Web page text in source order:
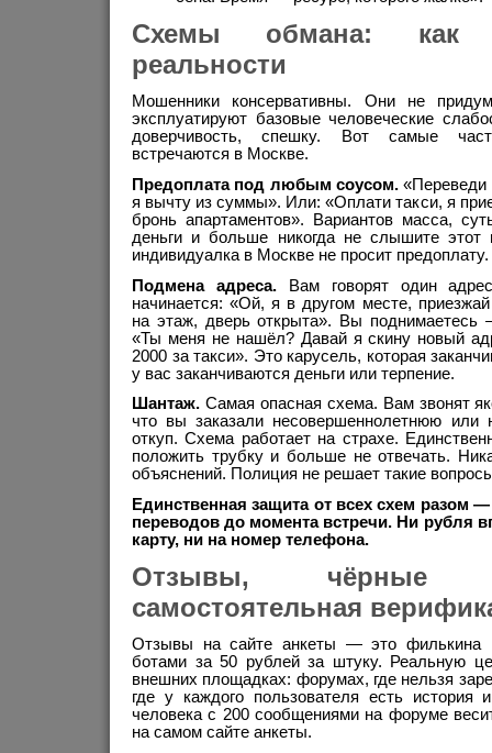
Схемы обмана: как
реальности
Мошенники консервативны. Они не
эксплуатируют базовые человеческие
доверчивость, спешку. Вот самые
встречаются в Москве.
Предоплата под любым соусом.«Переведи
я вычту из суммы». Или: «Оплати такси, я
бронь апартаментов». Вариантов масса,
деньги и больше никогда не слышите этот
индивидуалка в Москве не просит предоплату.
Подмена адреса.Вам говорят один
начинается: «Ой, я в другом месте,
на этаж, дверь открыта». Вы поднимаетесь
«Ты меня не нашёл? Давай я скину новый
2000 за такси». Это карусель, которая
у вас заканчиваются деньги или терпение.
Шантаж. Самая опасная схема. Вам звонят
что вы заказали несовершеннолетнюю или
откуп. Схема работает на страхе.
положить трубку и больше не отвечать.
объяснений. Полиция не решает такие
Единственная защита от всех схем разом
переводов до момента встречи. Ни рубля
карту, ни на номер телефона.
Отзывы, чёрные
самостоятельная
Отзывы на сайте анкеты — это филькина
ботами за 50 рублей за штуку. Реальную
внешних площадках: форумах, где нельзя
где у каждого пользователя есть история
человека с 200 сообщениями на форуме
на самом сайте анкеты.